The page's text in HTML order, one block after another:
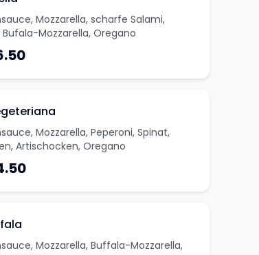
Mozzarella, scharfe Salami,
Bufala-Mozzarella, Oregano
Mozzarella, Peperoni, Spinat,
Artischocken, Oregano
Mozzarella, Buffala-Mozzarella,